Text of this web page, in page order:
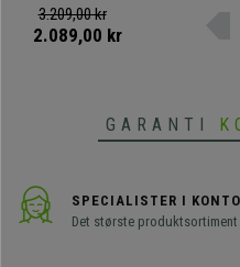
træ og betrukket med kunstlæder
af høj kvalitet, som fås i
3.209,00 kr
2.089,00 kr
GARANTI
SPECIALISTER I
Det største produktsortiment